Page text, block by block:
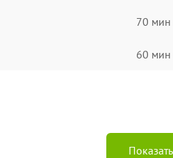
70 мин
60 мин